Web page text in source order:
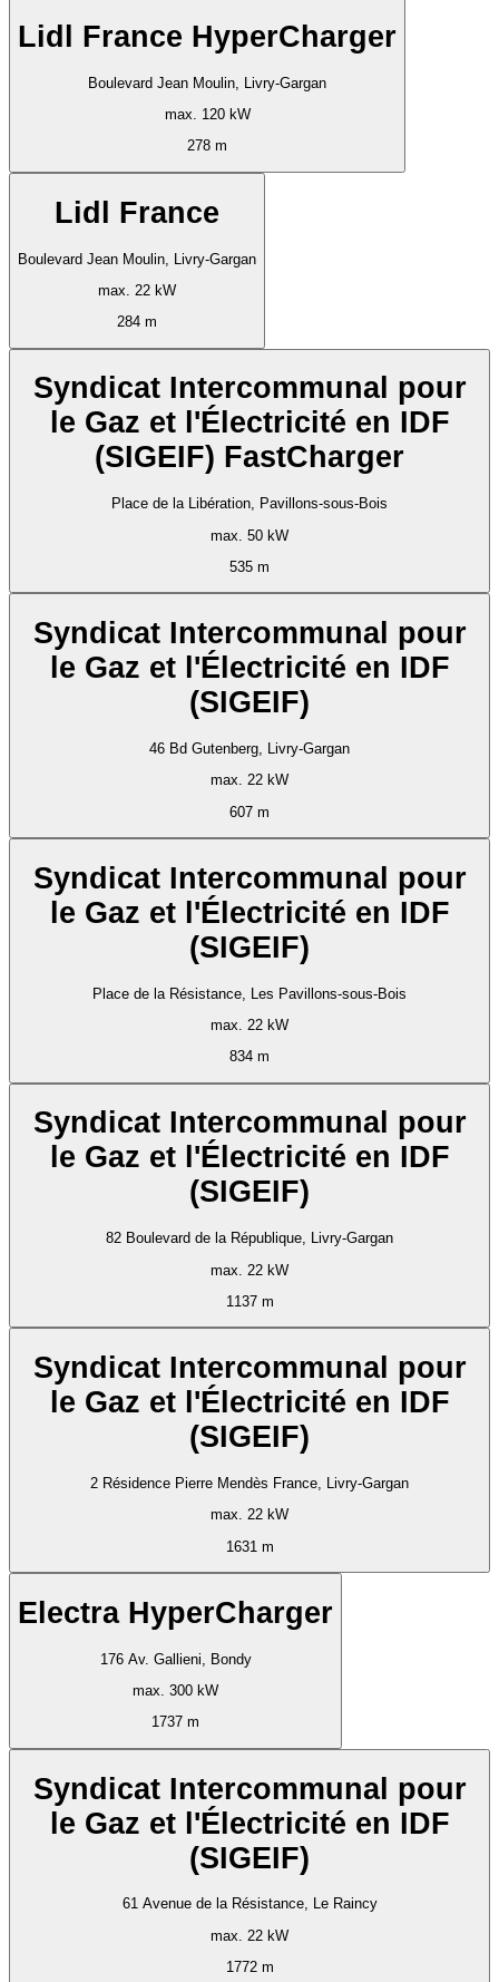
Lidl France HyperCharger
Boulevard Jean Moulin, Livry-Gargan
max. 120 kW
278 m
Lidl France
Boulevard Jean Moulin, Livry-Gargan
max. 22 kW
284 m
Syndicat Intercommunal pour
le Gaz et l'Électricité en IDF
(SIGEIF) FastCharger
Place de la Libération, Pavillons-sous-Bois
max. 50 kW
535 m
Syndicat Intercommunal pour
le Gaz et l'Électricité en IDF
(SIGEIF)
46 Bd Gutenberg, Livry-Gargan
max. 22 kW
607 m
Syndicat Intercommunal pour
le Gaz et l'Électricité en IDF
(SIGEIF)
Place de la Résistance, Les Pavillons-sous-Bois
max. 22 kW
834 m
Syndicat Intercommunal pour
le Gaz et l'Électricité en IDF
(SIGEIF)
82 Boulevard de la République, Livry-Gargan
max. 22 kW
1137 m
Syndicat Intercommunal pour
le Gaz et l'Électricité en IDF
(SIGEIF)
2 Résidence Pierre Mendès France, Livry-Gargan
max. 22 kW
1631 m
Electra HyperCharger
176 Av. Gallieni, Bondy
max. 300 kW
1737 m
Syndicat Intercommunal pour
le Gaz et l'Électricité en IDF
(SIGEIF)
61 Avenue de la Résistance, Le Raincy
max. 22 kW
1772 m